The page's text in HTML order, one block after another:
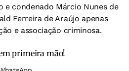
e condenado Márcio Nunes de
Ferreira de Araújo apenas
e associação criminosa.
primeira mão!